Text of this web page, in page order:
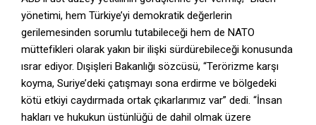
yönetimi, hem Türkiye’yi demokratik değerlerin
gerilemesinden sorumlu tutabileceği hem de NATO
müttefikleri olarak yakın bir ilişki sürdürebileceği konusunda
ısrar ediyor. Dışişleri Bakanlığı sözcüsü, “Terörizme karşı
koyma, Suriye’deki çatışmayı sona erdirme ve bölgedeki
kötü etkiyi caydırmada ortak çıkarlarımız var” dedi. “İnsan
hakları ve hukukun üstünlüğü de dahil olmak üzere